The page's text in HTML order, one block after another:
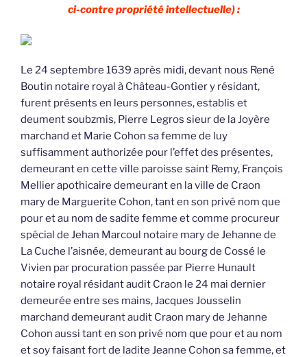
ci-contre propriété intellectuelle) :
Le 24 septembre 1639 après midi, devant nous René
Boutin notaire royal à Château-Gontier y résidant,
furent présents en leurs personnes, establis et
deument soubzmis, Pierre Legros sieur de la Joyère
marchand et Marie Cohon sa femme de luy
suffisamment authorizée pour l’effet des présentes,
demeurant en cette ville paroisse saint Remy, François
Mellier apothicaire demeurant en la ville de Craon
mary de Marguerite Cohon, tant en son privé nom que
pour et au nom de sadite femme et comme procureur
spécial de Jehan Marcoul notaire mary de Jehanne de
La Cuche l’aisnée, demeurant au bourg de Cossé le
Vivien par procuration passée par Pierre Hunault
notaire royal résidant audit Craon le 24 mai dernier
demeurée entre ses mains, Jacques Jousselin
marchand demeurant audit Craon mary de Jehanne
Cohon aussi tant en son privé nom que pour et au nom
et soy faisant fort de ladite Jeanne Cohon sa femme, et